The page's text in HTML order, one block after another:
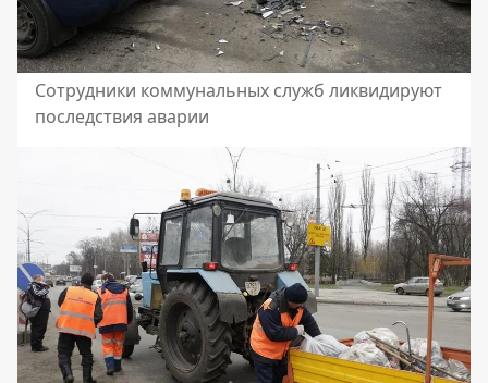
Сотрудники коммунальных служб ликвидируют
последствия аварии